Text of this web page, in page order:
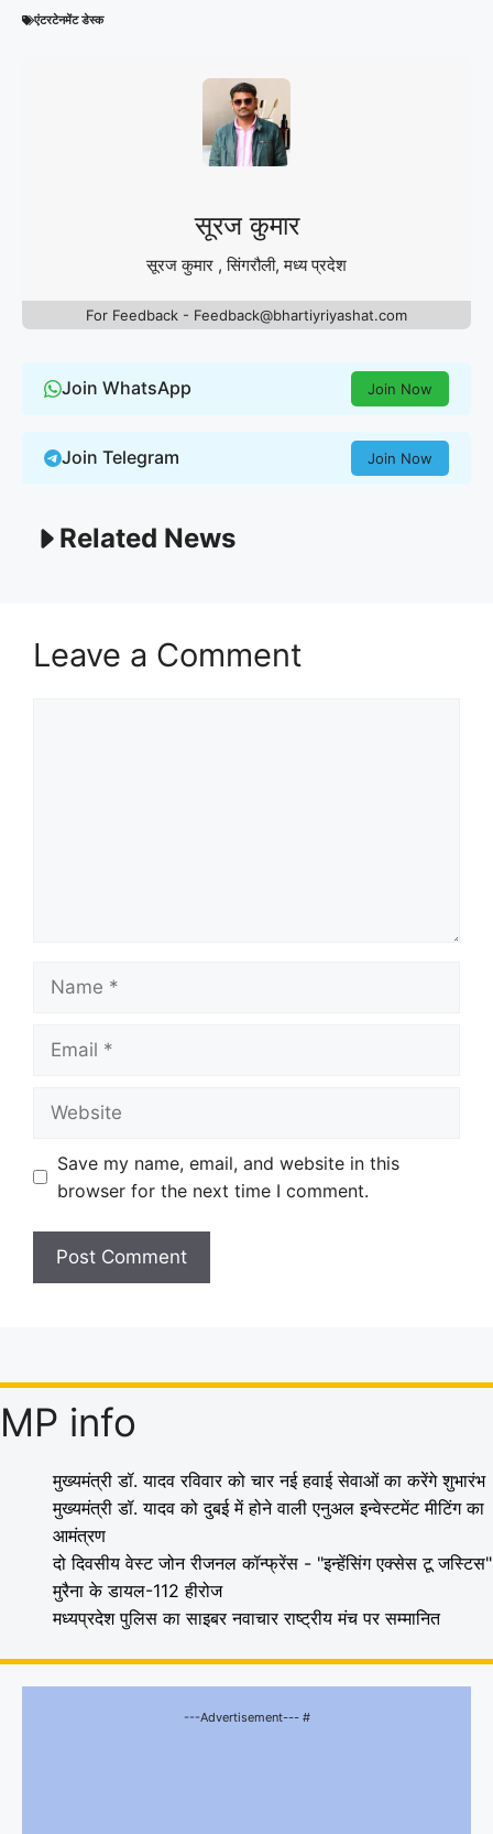
एंटरटेनमेंट डेस्क
सूरज कुमार
सूरज कुमार , सिंगरौली, मध्य प्रदेश
For Feedback - Feedback@bhartiyriyashat.com
Join WhatsApp Join Now
Join Telegram Join Now
Related News
Leave a Comment
Save my name, email, and website in this
browser for the next time I comment.
MP info
मुख्यमंत्री डॉ. यादव रविवार को चार नई हवाई सेवाओं का करेंगे शुभारंभ
मुख्यमंत्री डॉ. यादव को दुबई में होने वाली एनुअल इन्वेस्टमेंट मीटिंग का
आमंत्रण
दो दिवसीय वेस्ट जोन रीजनल कॉन्फ्रेंस - "इन्हेंसिंग एक्सेस टू जस्टिस"
मुरैना के डायल-112 हीरोज
मध्यप्रदेश पुलिस का साइबर नवाचार राष्ट्रीय मंच पर सम्मानित
---Advertisement--- #